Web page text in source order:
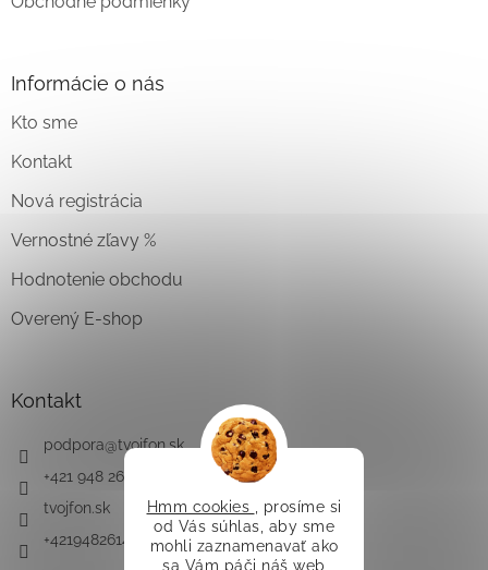
Hmm cookies
, prosíme si
od Vás súhlas, aby sme
mohli zaznamenavať ako
sa Vám páči náš web
Informácie o nás
Kto sme
Kontakt
Nová registrácia
Vernostné zľavy %
Hodnotenie obchodu
Overený E-shop
Kontakt
podpora@tvojfon.sk
+421 948 261 491
tvojfon.sk
+421948261491